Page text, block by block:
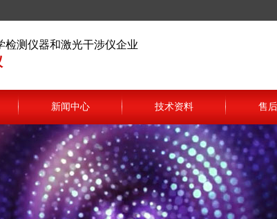
检测仪器和激光干涉仪企业
新闻中心 技术资料 售